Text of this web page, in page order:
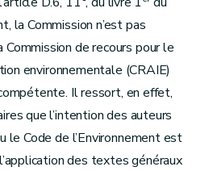
la Commission n’est pas
de recours pour le
environnementale (CRAIE)
Il ressort, en effet,
que l’intention des auteurs
le Code de l’Environnement est
des textes généraux